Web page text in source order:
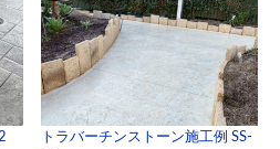
トラバーチンストーン施工例 SS-